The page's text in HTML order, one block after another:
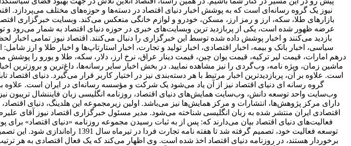
نیوز یک گروه رسانه‌ای است که به پوشش اخبار دنیای اقتصاد در دسته‌ها و حوزه‌های مختلف می‌پردازد.
بازارهای طلا، سکه، ارز و رمز ارز، مسکن، خودرو و لوازم خانگی منعکس می‌کند. وبسایت خبرگزاری
بازدید می‌کنند و اخبار پوشش داده شده توسط این خبرگزاری را دنبال می‌کنند. اقتصاد نیوز تمامی
سیاسی، اخبار بانک و بیمه، اخبار اقتصادی، اخبار تولید و تجارت، اخبار استارتاپ‌ها و اخبار طلا و
درهم امارات، قیمت لیر ترکیه، قیمت یوان چین، قیمت دینار عراق، نرخ ارز، دلار، سکه، طلا و یورو را
ماشین زمان، ویژه نامه، وب‌گردی را نیز مشاهده نمایید. در بخش اخبار سایر رسانه‌ها، داغ‌ترین و
است. علاوه بر آن، پربازدیدترین اخبار مرتبط با هر دسته‌بندی نیز در اختیار کاربر قرار می‌گیرد. دنیای
گروه رسانه ای دنیای اقتصاد نیز از آن یاد می‌شود یک شرکت و مؤسسه رسانه‌ای در ایران است. علاوه بر
وب‌سایت واحد توسعه دانش، وب‌سایت همایش‌های دنیای اقتصاد، روزنامه انگلیسی ‌زبان فایننشال تریبون
اقتصادی ایران منتشر شده به زبان انگلیسی شناخته می‌شود. مدیر مسئول خبرگزاری اقتصاد نیوز آقای
فعالیت‌های دنیای اقتصاد بیان می‌دارند که: پس از به ثبات رسیدن مجموعه روزنامه «دنیای
توسعه فعالیت خود، تصمیم گرفته شد تا
برخوردار هستند، در روزنامه دنیای اقتصاد اخذ شده است. وی اظهار می‌کند که یک فعال اقتصادی به هر